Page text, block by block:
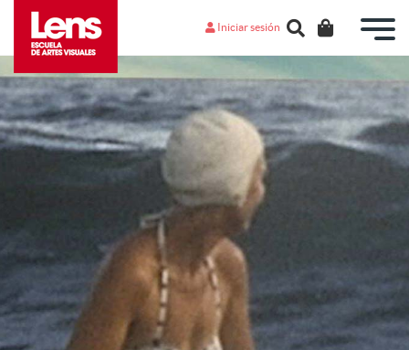
Iniciar sesión